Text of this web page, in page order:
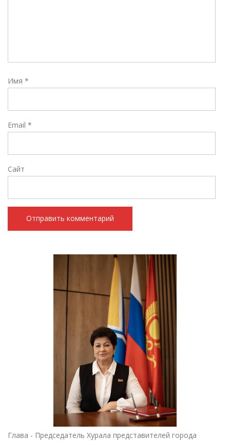
Имя *
Email *
Сайт
Глава - Председатель Хурала представителей города